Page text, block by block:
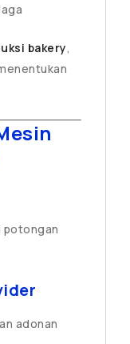
bakery,
potongan
adonan